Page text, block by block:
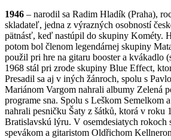
1946 – narodil sa Radim Hladík (Praha),
skladateľ, jedna z výrazných osobností
pätnásť, keď nastúpil do skupiny Kométy.
potom bol členom legendárnej skupiny
použil pri hre na gitaru booster a kvákadlo
1968 stál pri zrode skupiny Blue Effect,
Presadil sa aj v iných žánroch, spolu s
Mariánom Vargom nahrali albumy Zelená
programe sna. Spolu s Leškom Semelkom
nahrali pesničku Šaty z šátků, ktorá v roku
Bratislavskú lýru. V osemdesiatych rokoch
spevákom a gitaristom Oldřichom